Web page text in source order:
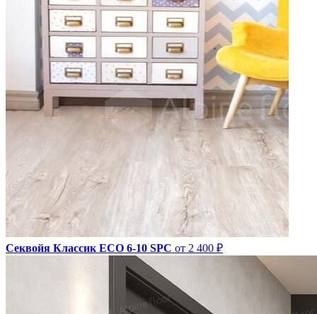
Секвойя Классик ЕСО 6-10 SPC от 2 400 ₽